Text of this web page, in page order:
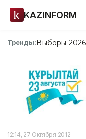
KAZINFORM
Тренды:Выборы-2026
12:14, 27 Октября 2012